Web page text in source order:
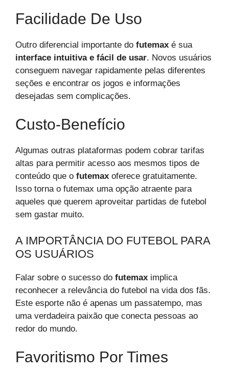
Facilidade De Uso
Outro diferencial importante do futemax é sua
interface intuitiva e fácil de usar. Novos usuários
conseguem navegar rapidamente pelas diferentes
seções e encontrar os jogos e informações
desejadas sem complicações.
Custo-Benefício
Algumas outras plataformas podem cobrar tarifas
altas para permitir acesso aos mesmos tipos de
conteúdo que o futemax oferece gratuitamente.
Isso torna o futemax uma opção atraente para
aqueles que querem aproveitar partidas de futebol
sem gastar muito.
A IMPORTÂNCIA DO FUTEBOL PARA
OS USUÁRIOS
Falar sobre o sucesso do futemax implica
reconhecer a relevância do futebol na vida dos fãs.
Este esporte não é apenas um passatempo, mas
uma verdadeira paixão que conecta pessoas ao
redor do mundo.
Favoritismo Por Times